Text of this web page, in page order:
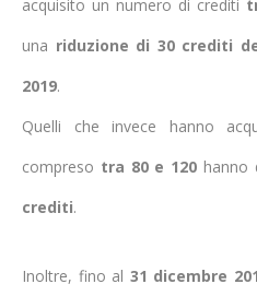
acquisito un numero di crediti
una riduzione di 30 crediti
2019.
Quelli che invece hanno
compreso tra 80 e 120 hanno
crediti.
Inoltre, fino al 31 dicembre